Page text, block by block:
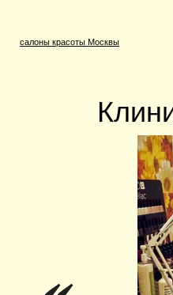
салоны красоты Москвы